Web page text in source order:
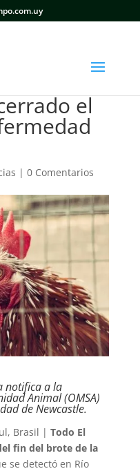
el
| 0 Comentarios
notifica a la
Animal (OMSA)
de Newcastle.
Brasil | Todo El
fin del brote de la
se detectó en Río